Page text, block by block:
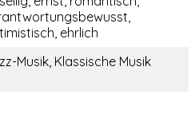
ehrlich
Musik, Klassische Musik